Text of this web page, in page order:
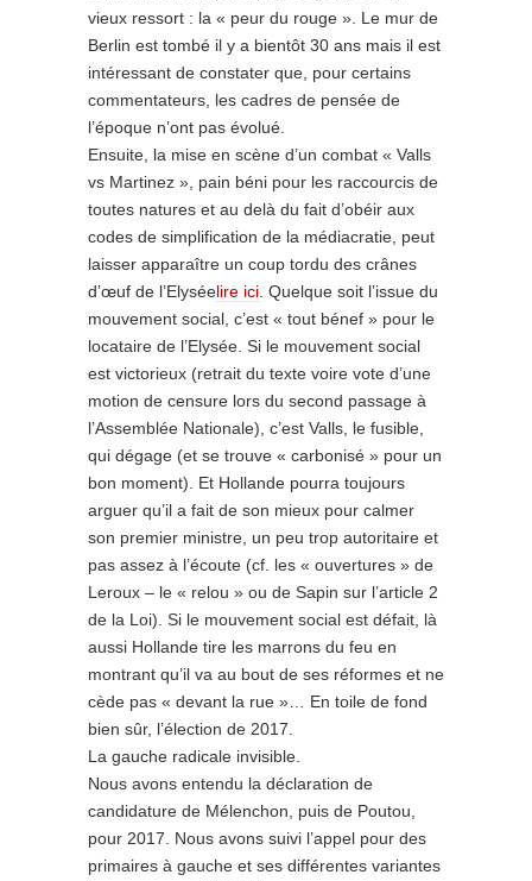
vieux ressort : la « peur du rouge ». Le mur de
Berlin est tombé il y a bientôt 30 ans mais il est
intéressant de constater que, pour certains
commentateurs, les cadres de pensée de
l’époque n’ont pas évolué.
Ensuite, la mise en scène d’un combat « Valls
vs Martinez », pain béni pour les raccourcis de
toutes natures et au delà du fait d’obéir aux
codes de simplification de la médiacratie, peut
laisser apparaître un coup tordu des crânes
d’œuf de l’Elyséelire ici . Quelque soit l’issue du
mouvement social, c’est « tout bénef » pour le
locataire de l’Elysée. Si le mouvement social
est victorieux (retrait du texte voire vote d’une
motion de censure lors du second passage à
l’Assemblée Nationale), c’est Valls, le fusible,
qui dégage (et se trouve « carbonisé » pour un
bon moment). Et Hollande pourra toujours
arguer qu’il a fait de son mieux pour calmer
son premier ministre, un peu trop autoritaire et
pas assez à l’écoute (cf. les « ouvertures » de
Leroux – le « relou » ou de Sapin sur l’article 2
de la Loi). Si le mouvement social est défait, là
aussi Hollande tire les marrons du feu en
montrant qu’il va au bout de ses réformes et ne
cède pas « devant la rue »… En toile de fond
bien sûr, l’élection de 2017.
La gauche radicale invisible.
Nous avons entendu la déclaration de
candidature de Mélenchon, puis de Poutou,
pour 2017. Nous avons suivi l’appel pour des
primaires à gauche et ses différentes variantes